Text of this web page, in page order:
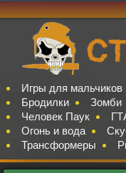
Игры для мальчиков
Бродилки
Зомби
Человек Паук
Огонь и вода
Трансформеры